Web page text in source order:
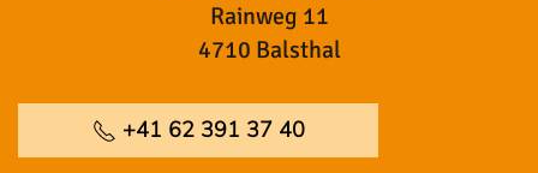
Rainweg 11
4710 Balsthal
+41 62 391 37 40